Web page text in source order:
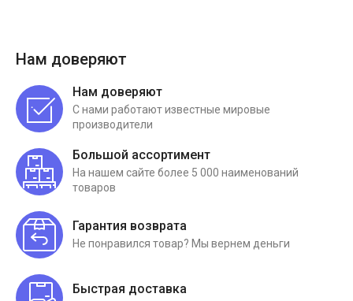
Нам доверяют
Нам доверяют
С нами работают известные мировые
производители
Большой ассортимент
На нашем сайте более 5 000 наименований
товаров
Гарантия возврата
Не понравился товар? Мы вернем деньги
Быстрая доставка